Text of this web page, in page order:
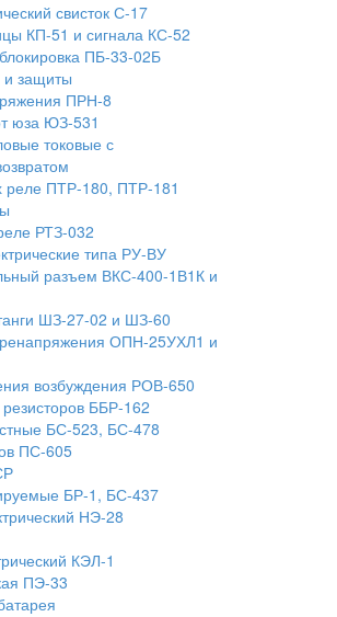
свисток С-17
КП-51 и сигнала КС-52
ПБ-33-02Б
и защиты
ПРН-8
юза ЮЗ-531
токовые с
реле ПТР-180, ПТР-181
РТЗ-032
типа РУ-ВУ
разъем ВКС-400-1В1К и
ШЗ-27-02 и ШЗ-60
ОПН-25УХЛ1 и
возбуждения РОВ-650
ББР-162
БС-523, БС-478
ПС-605
БР-1, БС-437
НЭ-28
КЭЛ-1
ПЭ-33